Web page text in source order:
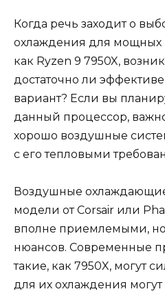
Когда речь заходит о
охлаждения для мощных
как Ryzen 9 7950X,
достаточно ли
вариант? Если вы
данный процессор,
хорошо воздушные
с его тепловыми
Воздушные
модели от Corsair или
вполне приемлемыми, но
нюансов. Современные
такие, как 7950X, могут
для их охлаждения могут